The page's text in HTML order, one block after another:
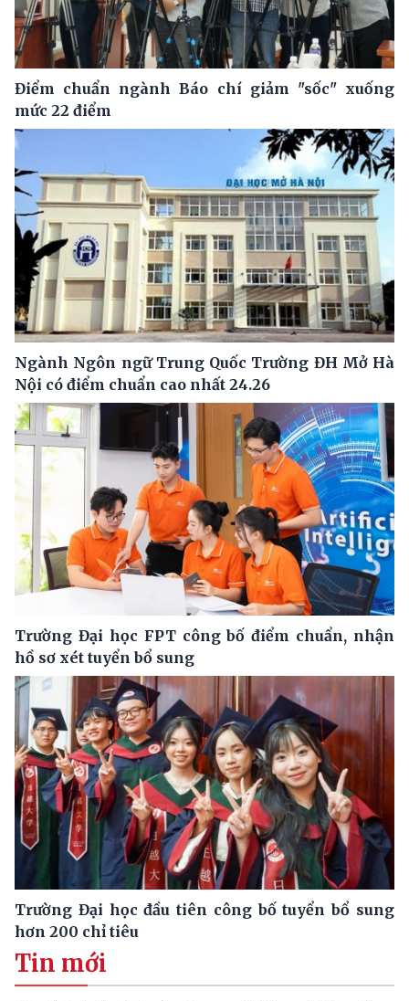
Điểm chuẩn ngành Báo chí giảm "sốc" xuống
mức 22 điểm
Ngành Ngôn ngữ Trung Quốc Trường ĐH Mở Hà
Nội có điểm chuẩn cao nhất 24.26
Trường Đại học FPT công bố điểm chuẩn, nhận
hồ sơ xét tuyển bổ sung
Trường Đại học đầu tiên công bố tuyển bổ sung
hơn 200 chỉ tiêu
Tin mới